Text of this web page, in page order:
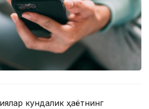
кундалик ҳаётнинг